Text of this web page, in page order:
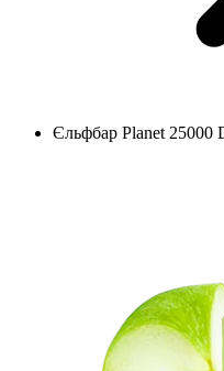
Єльфбар Planet 25000